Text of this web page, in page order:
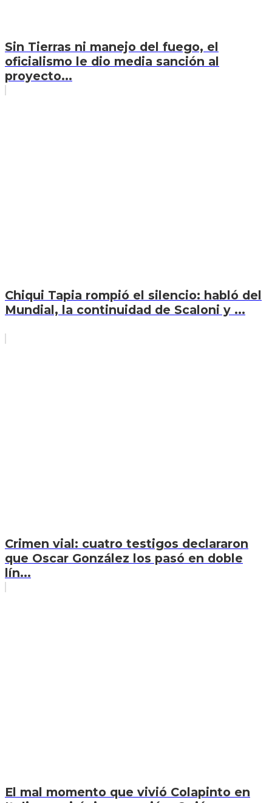
Sin Tierras ni manejo del fuego, el
oficialismo le dio media sanción al
proyecto...
Chiqui Tapia rompió el silencio: habló del
Mundial, la continuidad de Scaloni y ...
Crimen vial: cuatro testigos declararon
que Oscar González los pasó en doble
lín...
El mal momento que vivió Colapinto en